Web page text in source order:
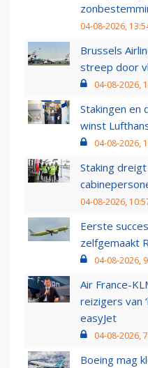
04-08-2026,
Brussels
streep door
04-08-2026,
Stakingen en
winst
04-08-2026,
Staking
04-08-2026,
Eerste
zelfgemaakt
04-08-2026,
Air France-
reizigers van
easyJet
04-08-2026,
Boeing mag